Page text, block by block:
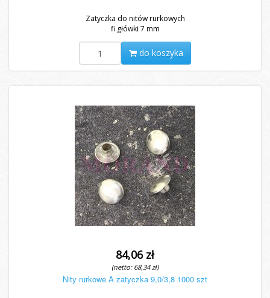
Zatyczka do nitów rurkowych
fi główki 7 mm
do koszyka
84,06 zł
(netto: 68,34 zł)
Nity rurkowe A zatyczka 9,0/3,8 1000 szt